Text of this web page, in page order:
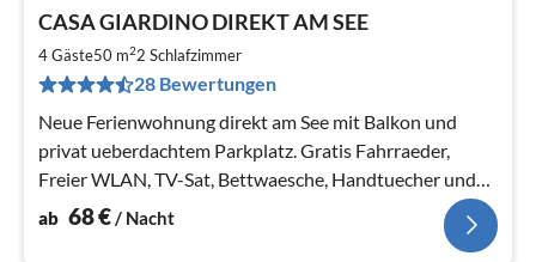
CASA GIARDINO DIREKT AM SEE
4 Gäste50 m22 Schlafzimmer
28 Bewertungen
Neue Ferienwohnung direkt am See mit Balkon und
privat ueberdachtem Parkplatz. Gratis Fahrraeder,
Freier WLAN, TV-Sat, Bettwaesche, Handtuecher und
alles inklusive.
ab 68€/ Nacht